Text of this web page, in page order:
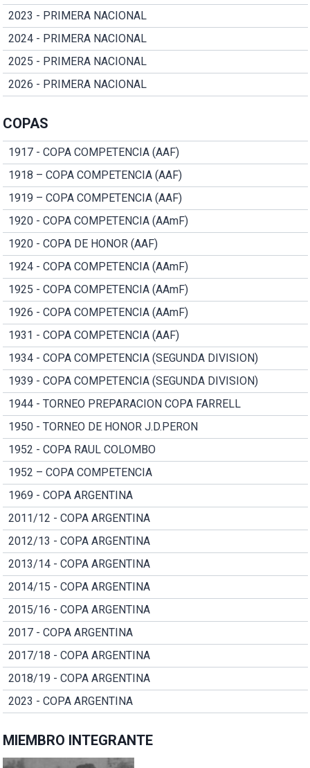
2023 - PRIMERA NACIONAL
2024 - PRIMERA NACIONAL
2025 - PRIMERA NACIONAL
2026 - PRIMERA NACIONAL
COPAS
1917 - COPA COMPETENCIA (AAF)
1918 – COPA COMPETENCIA (AAF)
1919 – COPA COMPETENCIA (AAF)
1920 - COPA COMPETENCIA (AAmF)
1920 - COPA DE HONOR (AAF)
1924 - COPA COMPETENCIA (AAmF)
1925 - COPA COMPETENCIA (AAmF)
1926 - COPA COMPETENCIA (AAmF)
1931 - COPA COMPETENCIA (AAF)
1934 - COPA COMPETENCIA (SEGUNDA DIVISION)
1939 - COPA COMPETENCIA (SEGUNDA DIVISION)
1944 - TORNEO PREPARACION COPA FARRELL
1950 - TORNEO DE HONOR J.D.PERON
1952 - COPA RAUL COLOMBO
1952 – COPA COMPETENCIA
1969 - COPA ARGENTINA
2011/12 - COPA ARGENTINA
2012/13 - COPA ARGENTINA
2013/14 - COPA ARGENTINA
2014/15 - COPA ARGENTINA
2015/16 - COPA ARGENTINA
2017 - COPA ARGENTINA
2017/18 - COPA ARGENTINA
2018/19 - COPA ARGENTINA
2023 - COPA ARGENTINA
MIEMBRO INTEGRANTE